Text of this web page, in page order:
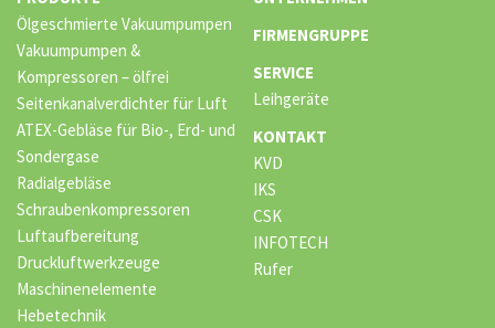
Ölgeschmierte Vakuumpumpen
Vakuumpumpen &
Kompressoren – ölfrei
Seitenkanalverdichter für Luft
ATEX-Gebläse für Bio-, Erd- und
Sondergase
Radialgebläse
Schraubenkompressoren
Luftaufbereitung
Druckluftwerkzeuge
Maschinenelemente
Hebetechnik
FIRMENGRUPPE
SERVICE
Leihgeräte
KONTAKT
KVD
IKS
CSK
INFOTECH
Rufer